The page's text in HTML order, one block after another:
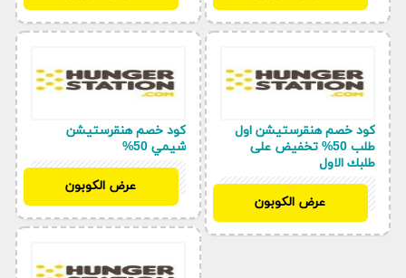
كود خصم هنقرستيشن اول
طلب 50% تخفيض على
طلبك الاول
عرض الكوبون
كود خصم هنقرستيشن
شيمي 50%
عرض الكوبون